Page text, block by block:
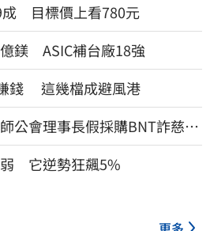
成 目標價上看780元
鎂 ASIC補台廠18強
錢 這幾檔成避風港
公會理事長假採購BNT詐慈濟
金
它逆勢狂飆5%